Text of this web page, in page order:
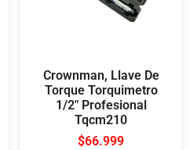
Crownman, Llave De
Torque Torquimetro
1/2″ Profesional
Tqcm210
$66.999